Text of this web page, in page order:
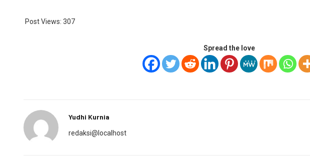
Post Views: 307
Spread the love
Yudhi Kurnia
redaksi@localhost